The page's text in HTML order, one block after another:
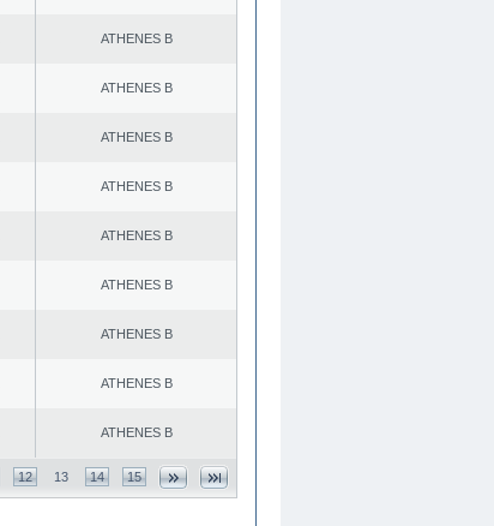
ATHENES Β
ATHENES Β
ATHENES Β
ATHENES Β
ATHENES Β
ATHENES Β
ATHENES Β
ATHENES Β
ATHENES Β
12 13 14 15